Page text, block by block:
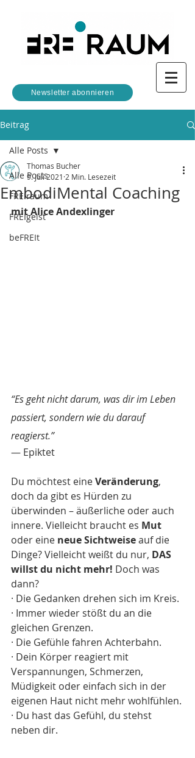
Newsletter abonnieren
Beitrag
Alle Posts
FREIraum
FREIgeist
beFREIt
Alle Posts
EmbodiMental Coaching
Thomas Bucher
9. Juli 2021 2 Min. Lesezeit
mit Alice Andexlinger
“Es geht nicht darum, was dir im Leben
passiert, sondern wie du darauf
reagierst.”
— Epiktet
Du möchtest eine Veränderung,
doch da gibt es Hürden zu
überwinden – äußerliche oder auch
innere. Vielleicht braucht es Mut
oder eine neue Sichtweise auf die
Dinge? Vielleicht weißt du nur, DAS
willst du nicht mehr! Doch was
dann?
· Die Gedanken drehen sich im Kreis.
· Immer wieder stößt du an die
gleichen Grenzen.
· Die Gefühle fahren Achterbahn.
· Dein Körper reagiert mit
Verspannungen, Schmerzen,
Müdigkeit oder einfach sich in der
eigenen Haut nicht mehr wohlfühlen.
· Du hast das Gefühl, du stehst
neben dir.